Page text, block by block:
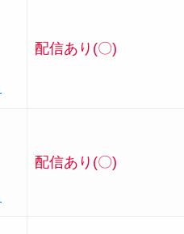
配信あり(〇)
配信あり(〇)